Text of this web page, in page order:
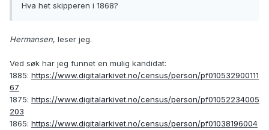
Hva het skipperen i 1868?
Hermansen, leser jeg.
Ved søk har jeg funnet en mulig kandidat:
1885: https://www.digitalarkivet.no/census/person/pf010532900111
67
1875: https://www.digitalarkivet.no/census/person/pf01052234005
203
1865: https://www.digitalarkivet.no/census/person/pf01038196004